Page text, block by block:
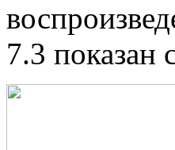
7.3 показан